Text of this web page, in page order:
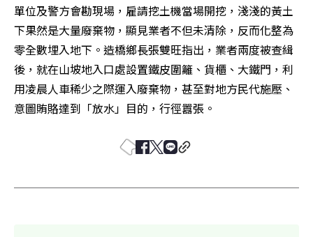
單位及警方會勘現場，雇請挖土機當場開挖，淺淺的黃土
下果然是大量廢棄物，顯見業者不但未清除，反而化整為
零全數埋入地下。造橋鄉長張雙旺指出，業者兩度被查緝
後，就在山坡地入口處設置鐵皮圍籬、貨櫃、大鐵門，利
用凌晨人車稀少之際運入廢棄物，甚至對地方民代施壓、
意圖賄賂達到「放水」目的，行徑囂張。